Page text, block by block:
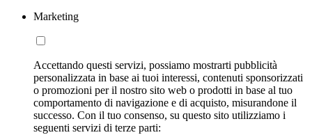
Marketing
Accettando questi servizi, possiamo mostrarti pubblicità
personalizzata in base ai tuoi interessi, contenuti sponsorizzati
o promozioni per il nostro sito web o prodotti in base al tuo
comportamento di navigazione e di acquisto, misurandone il
successo. Con il tuo consenso, su questo sito utilizziamo i
seguenti servizi di terze parti: